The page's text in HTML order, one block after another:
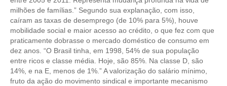
CONTATO
CURSOS
ENGENHEIRO EMPREENDEDOR
SEESP EDUCAÇÃO
milhões de famílias.” Segundo sua explanação, com isso,
caíram as taxas de desemprego (de 10% para 5%), houve
mobilidade social e maior acesso ao crédito, o que fez com que
praticamente dobrasse o mercado doméstico de consumo em
dez anos. “O Brasil tinha, em 1998, 54% de sua população
entre ricos e classe média. Hoje, são 85%. Na classe D, são
14%, e na E, menos de 1%.” A valorização do salário mínimo,
fruto da ação do movimento sindical e importante mecanismo